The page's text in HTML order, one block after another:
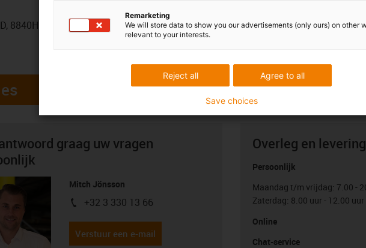
8840HD
graag uw vragen
Mitch Jönsson
igus-icon-phone
+32 3 330 13 66
Verstuur een e-mail
Overleg en levering
Persoonlijk
Maandag t/m vrijdag: 7.00 -
Zaterdag: 8.00 uur - 12.00 uur
Online
Chat-service
Remarketing
We will store data to show you our advertisements (only ours) on other
relevant to your interests.
Agree to all
Reject all
Save choices